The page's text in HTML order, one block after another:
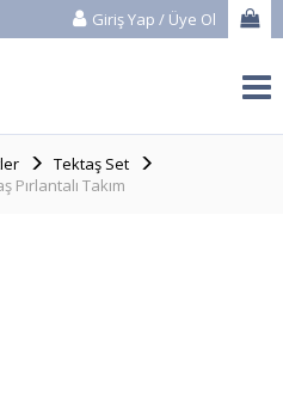
Giriş Yap / Üye Ol
Tektaş Set
Pırlantalı Takım